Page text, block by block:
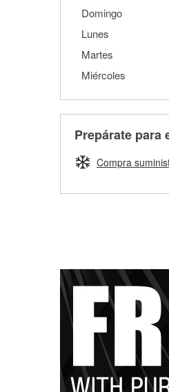
Domingo
Lunes
Martes
Miércoles
Prepárate para
Compra